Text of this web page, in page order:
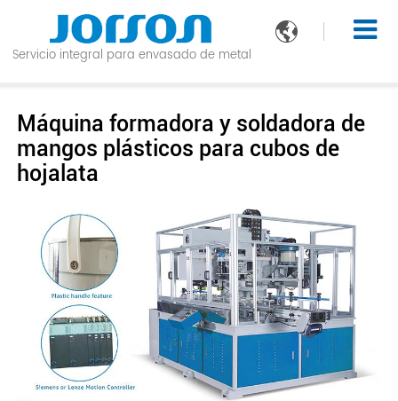

Servicio integral para envasado de metal
Máquina formadora y soldadora de
mangos plásticos para cubos de
hojalata